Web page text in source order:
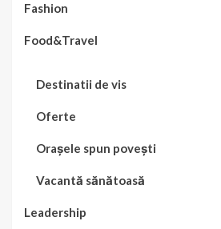
Fashion
Food&Travel
Destinatii de vis
Oferte
Orașele spun povești
Vacantă sănătoasă
Leadership